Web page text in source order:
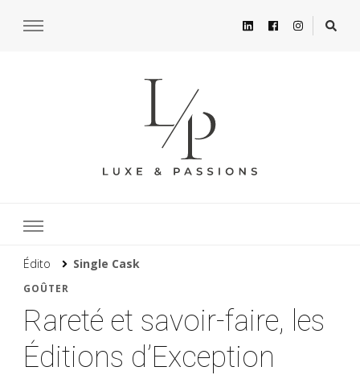
Édito Single Cask
GOÛTER
Rareté et savoir-faire, les
Éditions d’Exception